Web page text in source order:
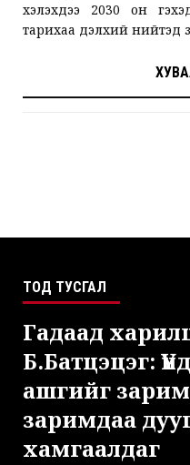
хэлэхдээ 2030 он
тарихаа дэлхий нийтэд
ТОД ТУСГАЛ
Гадаад
Б.Батцэцэг:
ашгийг
заримдаа
хамгаалдаг